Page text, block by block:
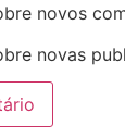
novos
novas